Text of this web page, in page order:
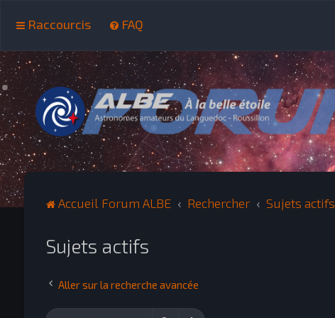
Raccourcis FAQ
Accueil Forum ALBE Rechercher Sujets actifs
Sujets actifs
Aller sur la recherche avancée